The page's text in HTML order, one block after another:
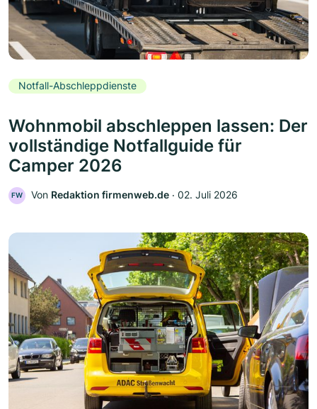
Notfall-Abschleppdienste
Wohnmobil abschleppen lassen: Der
vollständige Notfallguide für
Camper 2026
FW Von Redaktion firmenweb.de ‧ 02. Juli 2026